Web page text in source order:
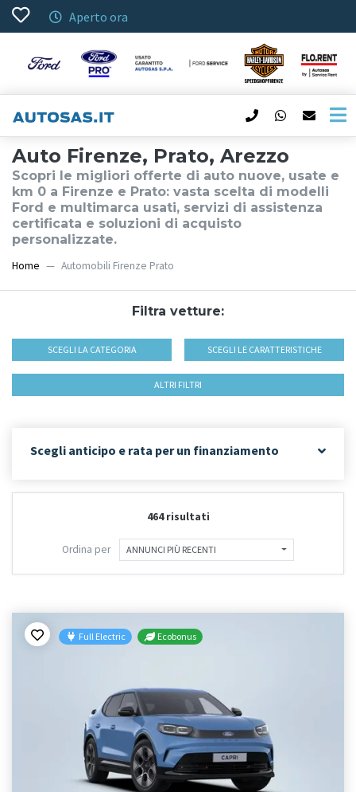
Aperto ora
Auto Firenze, Prato, Arezzo
Scopri le migliori offerte di auto nuove, usate e
km 0 a Firenze e Prato: vasta scelta di modelli
Ford e multimarca usati, servizi di assistenza
certificata e soluzioni di acquisto
personalizzate.
Home Automobili Firenze Prato
Filtra vetture:
SCEGLI LA CATEGORIA SCEGLI LE CARATTERISTICHE
ALTRI FILTRI
Scegli anticipo e rata per un finanziamento
464 risultati
Ordina per ANNUNCI PIÙ RECENTI
Full Electric Ecobonus